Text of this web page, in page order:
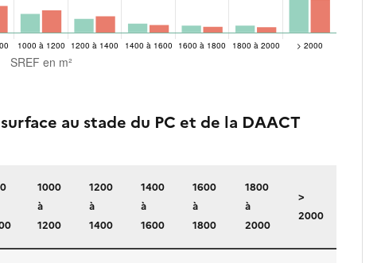
au stade du PC et de la DAACT
1000
à
1200
1200
à
1400
1400
à
1600
1600
à
1800
1800
à
2000
>
2000